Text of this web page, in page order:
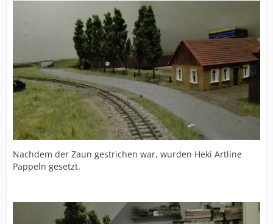
Nachdem der Zaun gestrichen war, wurden Heki Artline
Pappeln gesetzt.